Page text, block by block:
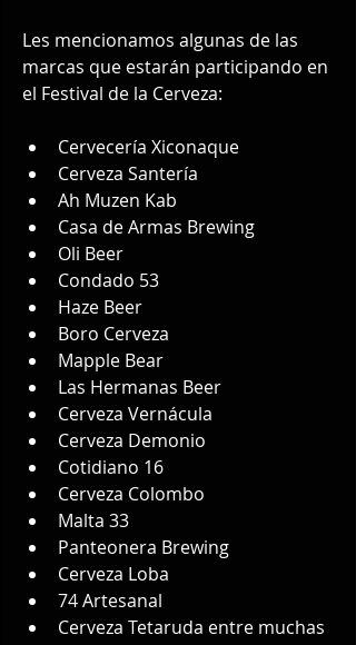
Les mencionamos algunas de las
marcas que estarán participando en
el Festival de la Cerveza:
Cervecería Xiconaque
Cerveza Santería
Ah Muzen Kab
Casa de Armas Brewing
Oli Beer
Condado 53
Haze Beer
Boro Cerveza
Mapple Bear
Las Hermanas Beer
Cerveza Vernácula
Cerveza Demonio
Cotidiano 16
Cerveza Colombo
Malta 33
Panteonera Brewing
Cerveza Loba
74 Artesanal
Cerveza Tetaruda entre muchas